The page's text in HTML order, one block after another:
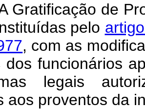
Gratificação de
pelo
, com as
dos funcionários
legais
aos proventos da